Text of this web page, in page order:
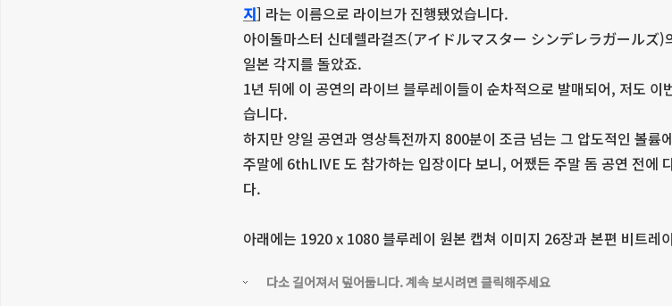
지] 라는 이름으로 라이브가 진행됐었습니다.
아이돌마스터 신데렐라걸즈(アイドルマスター シンデレラガールズ)
일본 각지를 돌았죠.
1년 뒤에 이 공연의 라이브 블루레이들이 순차적으로 발매되어, 저도 이
습니다.
하지만 양일 공연과 영상특전까지 800분이 조금 넘는 그 압도적인 볼륨
주말에 6thLIVE 도 참가하는 입장이다 보니, 어쨌든 주말 돔 공연 전에
다.
아래에는 1920 x 1080 블루레이 원본 캡쳐 이미지 26장과 본편 비트레
다소 길어져서 덮어둡니다. 계속 보시려면 클릭해주세요